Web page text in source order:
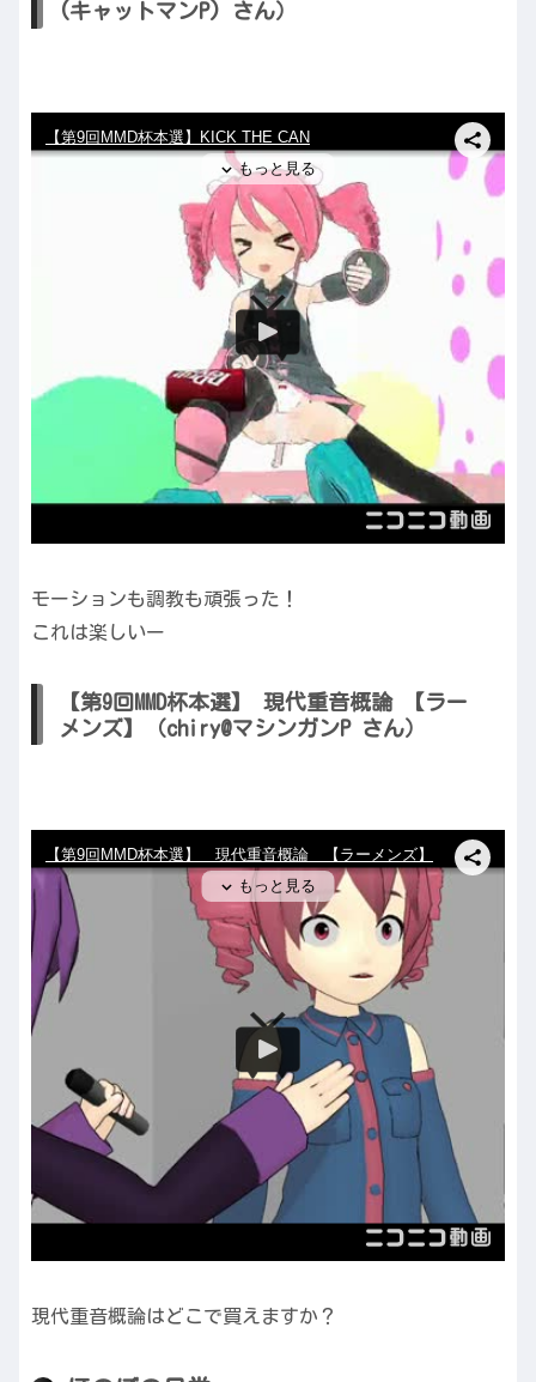
(キャットマンP) さん）
モーションも調教も頑張った！
これは楽しいー
【第9回MMD杯本選】 現代重音概論 【ラー
メンズ】（chiry@マシンガンP さん）
現代重音概論はどこで買えますか？